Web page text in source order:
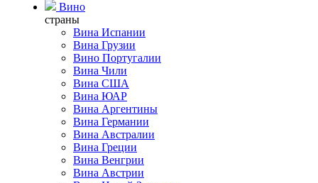
Вино
страны
Вина Испании
Вина Грузии
Вино Португалии
Вина Чили
Вина США
Вина ЮАР
Вина Аргентины
Вина Германии
Вина Австралии
Вина Греции
Вина Венгрии
Вина Австрии